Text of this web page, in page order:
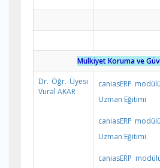
Mülkiyet Koruma ve
Dr. Öğr. Üyesi
Vural AKAR
caniasERP
Uzman Eğitimi
caniasERP
Uzman Eğitimi
caniasERP